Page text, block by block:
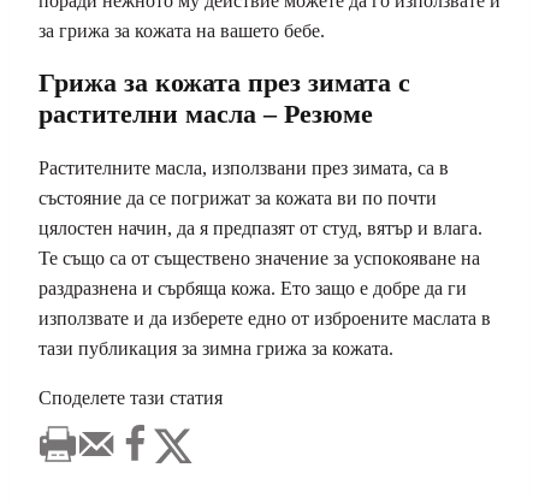
за грижа за кожата на вашето бебе.
Грижа за кожата през зимата с
растителни масла – Резюме
Растителните масла, използвани през зимата, са в
състояние да се погрижат за кожата ви по почти
цялостен начин, да я предпазят от студ, вятър и влага.
Те също са от съществено значение за успокояване на
раздразнена и сърбяща кожа. Ето защо е добре да ги
използвате и да изберете едно от изброените маслата в
тази публикация за зимна грижа за кожата.
Споделете тази статия